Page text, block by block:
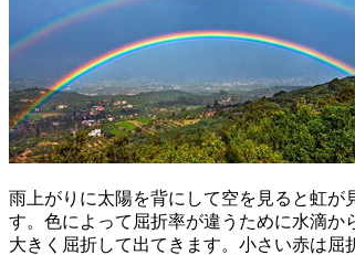
雨上がりに太陽を背にして空を見ると虹が
す。色によって屈折率が違うために水滴
大きく屈折して出てきます。小さい赤は